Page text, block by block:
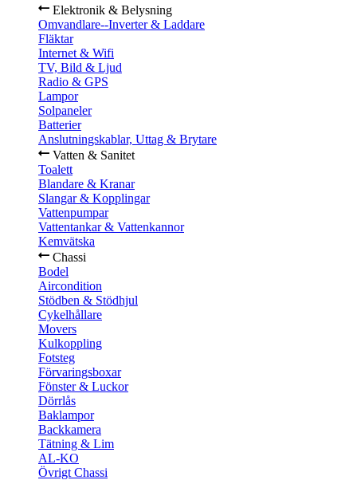
Elektronik & Belysning
Omvandlare--Inverter & Laddare
Fläktar
Internet & Wifi
TV, Bild & Ljud
Radio & GPS
Lampor
Solpaneler
Batterier
Anslutningskablar, Uttag & Brytare
Vatten & Sanitet
Toalett
Blandare & Kranar
Slangar & Kopplingar
Vattenpumpar
Vattentankar & Vattenkannor
Kemvätska
Chassi
Bodel
Aircondition
Stödben & Stödhjul
Cykelhållare
Movers
Kulkoppling
Fotsteg
Förvaringsboxar
Fönster & Luckor
Dörrlås
Baklampor
Backkamera
Tätning & Lim
AL-KO
Övrigt Chassi